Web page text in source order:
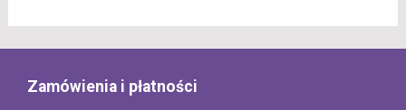
Zamówienia i płatności